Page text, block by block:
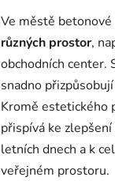
Ve městě betonové
různých prostor,
obchodních center.
snadno
Kromě estetického
přispívá ke
letních dnech a k
veřejném prostoru.